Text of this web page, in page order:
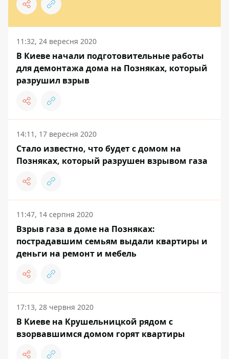
11:32, 24 вересня 2020
В Киеве начали подготовительные работы
для демонтажа дома на Позняках, который
разрушил взрыв
14:11, 17 вересня 2020
Стало известно, что будет с домом на
Позняках, который разрушен взрывом газа
11:47, 14 серпня 2020
Взрыв газа в доме на Позняках:
пострадавшим семьям выдали квартиры и
деньги на ремонт и мебель
17:13, 28 червня 2020
В Киеве на Крушельницкой рядом с
взорвавшимся домом горят квартиры